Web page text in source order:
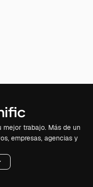
mejor trabajo. Más de un
empresas, agencias y